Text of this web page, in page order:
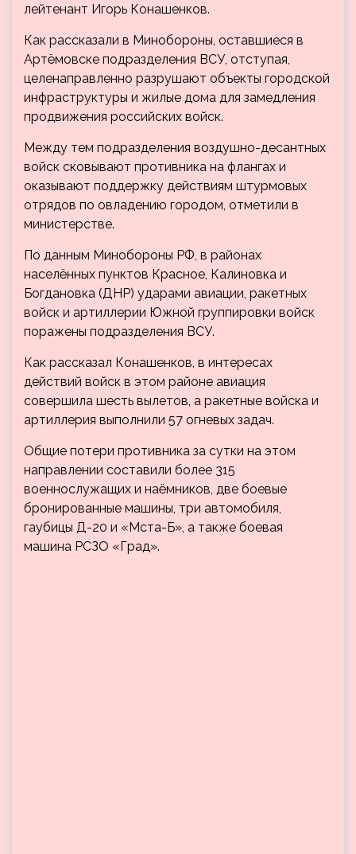
лейтенант Игорь Конашенков.
Как рассказали в Минобороны, оставшиеся в
Артёмовске подразделения ВСУ, отступая,
целенаправленно разрушают объекты городской
инфраструктуры и жилые дома для замедления
продвижения российских войск.
Между тем подразделения воздушно-десантных
войск сковывают противника на флангах и
оказывают поддержку действиям штурмовых
отрядов по овладению городом, отметили в
министерстве.
По данным Минобороны РФ, в районах
населённых пунктов Красное, Калиновка и
Богдановка (ДНР) ударами авиации, ракетных
войск и артиллерии Южной группировки войск
поражены подразделения ВСУ.
Как рассказал Конашенков, в интересах
действий войск в этом районе авиация
совершила шесть вылетов, а ракетные войска и
артиллерия выполнили 57 огневых задач.
Общие потери противника за сутки на этом
направлении составили более 315
военнослужащих и наёмников, две боевые
бронированные машины, три автомобиля,
гаубицы Д-20 и «Мста-Б», а также боевая
машина РСЗО «Град».